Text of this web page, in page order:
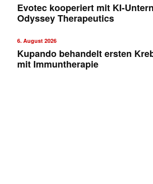
Evotec kooperiert mit KI-
Odyssey Therapeutics
6. August 2026
Kupando behandelt ersten
mit Immuntherapie